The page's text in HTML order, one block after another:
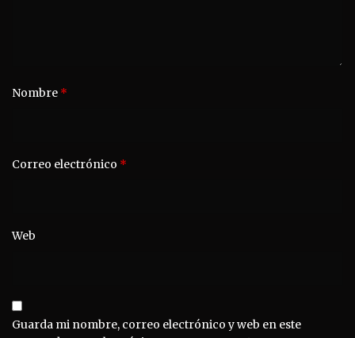
Nombre *
Correo electrónico *
Web
Guarda mi nombre, correo electrónico y web en este